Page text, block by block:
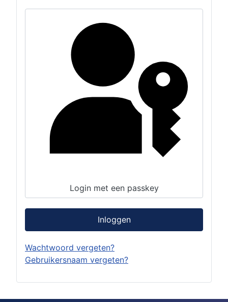
Login met een passkey
Inloggen
Wachtwoord vergeten?
Gebruikersnaam vergeten?